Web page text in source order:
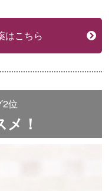
はこちら
2位
！